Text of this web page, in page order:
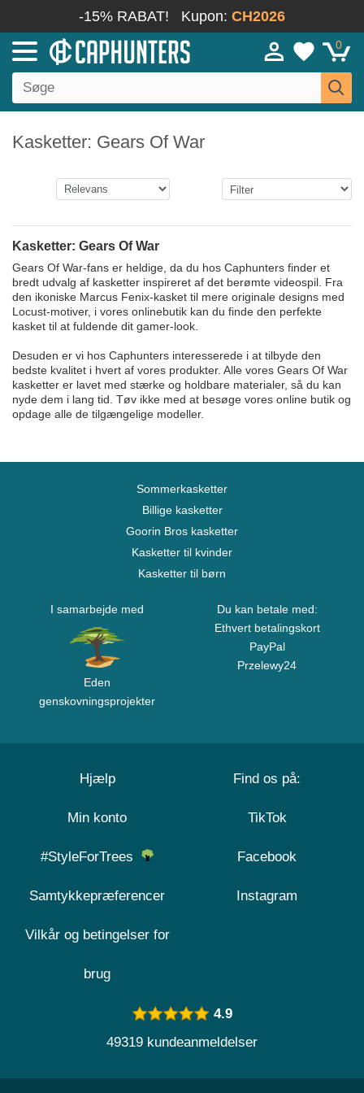
-15% RABAT! Kupon: CH2026
0
Kasketter: Gears Of War
Kasketter: Gears Of War
Gears Of War-fans er heldige, da du hos Caphunters finder et
bredt udvalg af kasketter inspireret af det berømte videospil. Fra
den ikoniske Marcus Fenix-kasket til mere originale designs med
Locust-motiver, i vores onlinebutik kan du finde den perfekte
kasket til at fuldende dit gamer-look.
Desuden er vi hos Caphunters interesserede i at tilbyde den
bedste kvalitet i hvert af vores produkter. Alle vores Gears Of War
kasketter er lavet med stærke og holdbare materialer, så du kan
nyde dem i lang tid. Tøv ikke med at besøge vores online butik og
opdage alle de tilgængelige modeller.
Sommerkasketter
Billige kasketter
Goorin Bros kasketter
Kasketter til kvinder
Kasketter til børn
I samarbejde med
Eden
genskovningsprojekter
Du kan betale med:
Ethvert betalingskort
PayPal
Przelewy24
Hjælp
Min konto
#StyleForTrees
Samtykkepræferencer
Vilkår og betingelser for
brug
Find os på:
TikTok
Facebook
Instagram
4.9
49319 kundeanmeldelser